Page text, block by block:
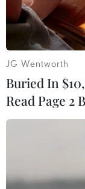
JG Wentworth
Buried In
Read Page 2